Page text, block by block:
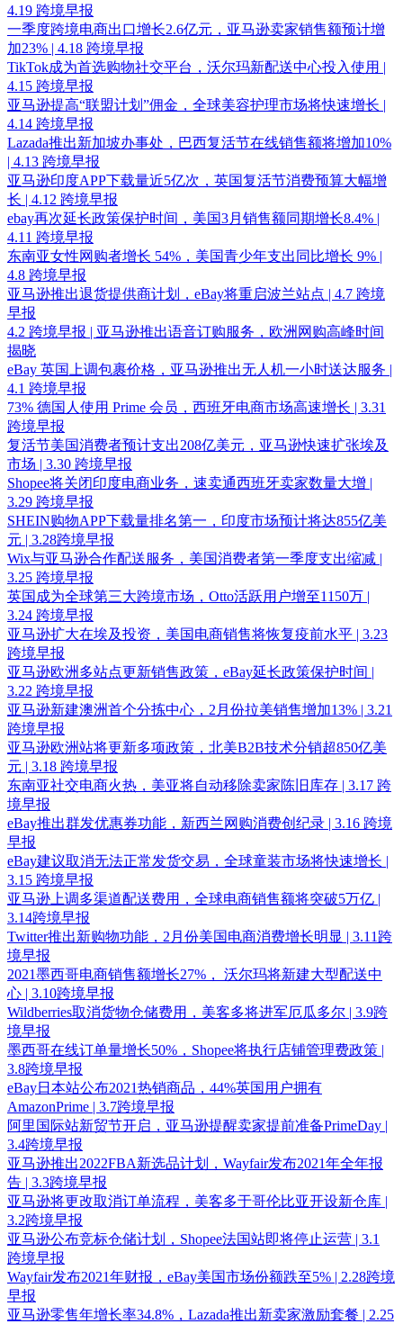
4.19 跨境早报
一季度跨境电商出口增长2.6亿元，亚马逊卖家销售额预计增
加23% | 4.18 跨境早报
TikTok成为首选购物社交平台，沃尔玛新配送中心投入使用 |
4.15 跨境早报
亚马逊提高“联盟计划”佣金，全球美容护理市场将快速增长 |
4.14 跨境早报
Lazada推出新加坡办事处，巴西复活节在线销售额将增加10%
| 4.13 跨境早报
亚马逊印度APP下载量近5亿次，英国复活节消费预算大幅增
长 | 4.12 跨境早报
ebay再次延长政策保护时间，美国3月销售额同期增长8.4% |
4.11 跨境早报
东南亚女性网购者增长 54%，美国青少年支出同比增长 9% |
4.8 跨境早报
亚马逊推出退货提供商计划，eBay将重启波兰站点 | 4.7 跨境
早报
4.2 跨境早报 | 亚马逊推出语音订购服务，欧洲网购高峰时间
揭晓
eBay 英国上调包裹价格，亚马逊推出无人机一小时送达服务 |
4.1 跨境早报
73% 德国人使用 Prime 会员，西班牙电商市场高速增长 | 3.31
跨境早报
复活节美国消费者预计支出208亿美元，亚马逊快速扩张埃及
市场 | 3.30 跨境早报
Shopee将关闭印度电商业务，速卖通西班牙卖家数量大增 |
3.29 跨境早报
SHEIN购物APP下载量排名第一，印度市场预计将达855亿美
元 | 3.28跨境早报
Wix与亚马逊合作配送服务，美国消费者第一季度支出缩减 |
3.25 跨境早报
英国成为全球第三大跨境市场，Otto活跃用户增至1150万 |
3.24 跨境早报
亚马逊扩大在埃及投资，美国电商销售将恢复疫前水平 | 3.23
跨境早报
亚马逊欧洲多站点更新销售政策，eBay延长政策保护时间 |
3.22 跨境早报
亚马逊新建澳洲首个分拣中心，2月份拉美销售增加13% | 3.21
跨境早报
亚马逊欧洲站将更新多项政策，北美B2B技术分销超850亿美
元 | 3.18 跨境早报
东南亚社交电商火热，美亚将自动移除卖家陈旧库存 | 3.17 跨
境早报
eBay推出群发优惠券功能，新西兰网购消费创纪录 | 3.16 跨境
早报
eBay建议取消无法正常发货交易，全球童装市场将快速增长 |
3.15 跨境早报
亚马逊上调多渠道配送费用，全球电商销售额将突破5万亿 |
3.14跨境早报
Twitter推出新购物功能，2月份美国电商消费增长明显 | 3.11跨
境早报
2021墨西哥电商销售额增长27%， 沃尔玛将新建大型配送中
心 | 3.10跨境早报
Wildberries取消货物仓储费用，美客多将进军厄瓜多尔 | 3.9跨
境早报
墨西哥在线订单量增长50%，Shopee将执行店铺管理费政策 |
3.8跨境早报
eBay日本站公布2021热销商品，44%英国用户拥有
AmazonPrime | 3.7跨境早报
阿里国际站新贸节开启，亚马逊提醒卖家提前准备PrimeDay |
3.4跨境早报
亚马逊推出2022FBA新选品计划，Wayfair发布2021年全年报
告 | 3.3跨境早报
亚马逊将更改取消订单流程，美客多于哥伦比亚开设新仓库 |
3.2跨境早报
亚马逊公布竞标仓储计划，Shopee法国站即将停止运营 | 3.1
跨境早报
Wayfair发布2021年财报，eBay美国市场份额跌至5% | 2.28跨境
早报
亚马逊零售年增长率34.8%，Lazada推出新卖家激励套餐 | 2.25